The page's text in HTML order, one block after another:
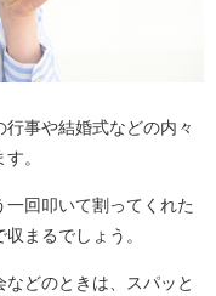
事や結婚式などの内々
。
回叩いて割ってくれた
まるでしょう。
どのときは、スパッと